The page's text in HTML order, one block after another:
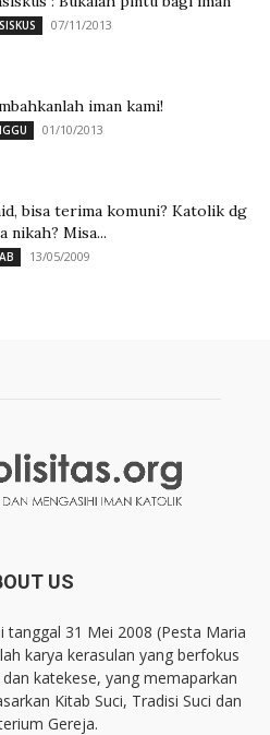
07/11/2013
iman kami!
01/10/2013
bisa terima komuni? Katolik dg
nikah? Misa...
13/05/2009
US
tanggal 31 Mei 2008 (Pesta Maria
karya kerasulan yang berfokus
katekese, yang memaparkan
Kitab Suci, Tradisi Suci dan
Gereja.